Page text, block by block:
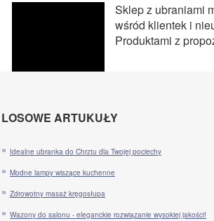
Sklep z ubraniami
wśród klientek i
Produktami z
LOSOWE ARTUKUŁY
Idealne ubranka do Chrztu dla Twojej pociechy
Modne lampy wiszące kuchenne
Zdrowotny masaż kręgosłupa
Wazony do salonu - eleganckie rozwiązanie wysokiej jakości!